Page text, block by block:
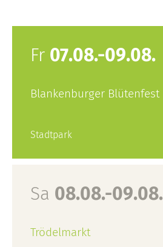
Fr 07.08.-09.08.
Blankenburger Blütenfest
Stadtpark
Sa 08.08.-09.08.
Trödelmarkt